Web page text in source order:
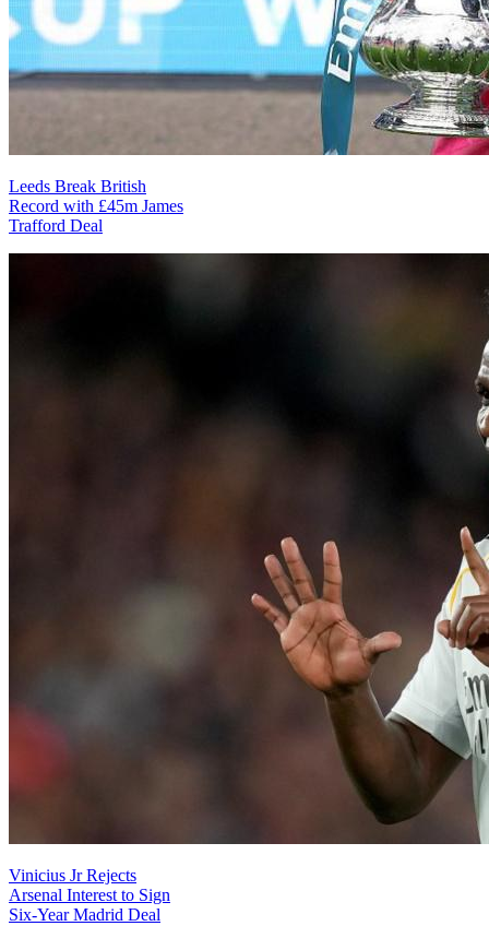
Leeds Break British
Record with £45m James
Trafford Deal
Vinicius Jr Rejects
Arsenal Interest to Sign
Six-Year Madrid Deal